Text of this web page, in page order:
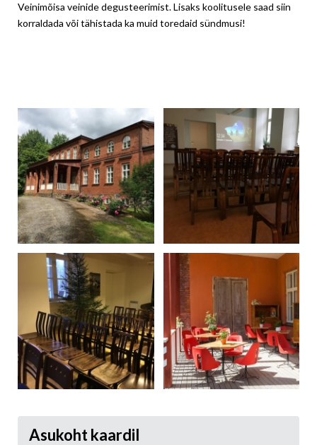
Veinimõisa veinide degusteerimist. Lisaks koolitusele saad siin
korraldada või tähistada ka muid toredaid sündmusi!
Asukoht kaardil